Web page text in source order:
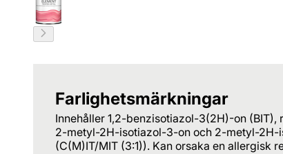
Farlighetsmärkningar
Innehåller 1,2-benzisotiazol-3(2H)-on
2-metyl-2H-isotiazol-3-on och 2-metyl-2H-
(C(M)IT/MIT (3:1)). Kan orsaka en allergisk